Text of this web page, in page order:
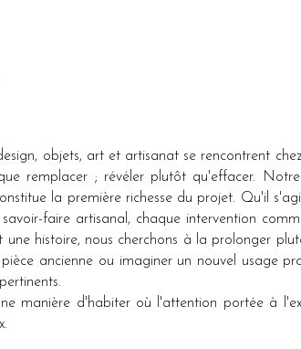
objets, art et artisanat se rencontrent
remplacer ; révéler plutôt qu'effacer.
la première richesse du projet. Qu'il
faire artisanal, chaque intervention
une histoire, nous cherchons à la prolonger
ancienne ou imaginer un nouvel usage
manière d'habiter où l'attention portée à